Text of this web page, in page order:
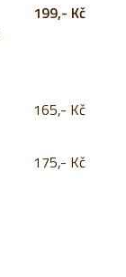
199,- Kč
165,- Kč
175,- Kč